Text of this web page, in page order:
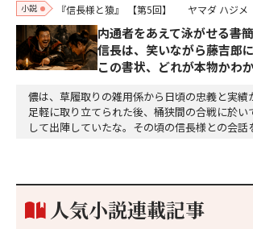
小説 『信長様と猿』 【第5回】 ヤマダ ハジメ
内通者をあえて泳がせる――書
信長は、笑いながら藤吉郎
この書状、どれが本物かわ
儂は、草履取りの雑用係から日頃の忠義と実績
足軽に取り立てられた後、桶狭間の合戦に於い
して出陣していたな。その頃の信長様との会話
り。どうして勝てたのか、未だにわかりませ
人気小説連載記事